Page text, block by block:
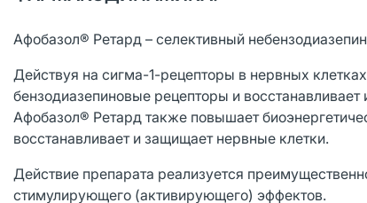
Афобазол® Ретард – селективный
Действуя на сигма-1-рецепторы в нервных
бензодиазепиновые рецепторы и
Афобазол® Ретард также повышает
восстанавливает и защищает нервные клетки.
Действие препарата реализуется
стимулирующего (активирующего) эффектов.